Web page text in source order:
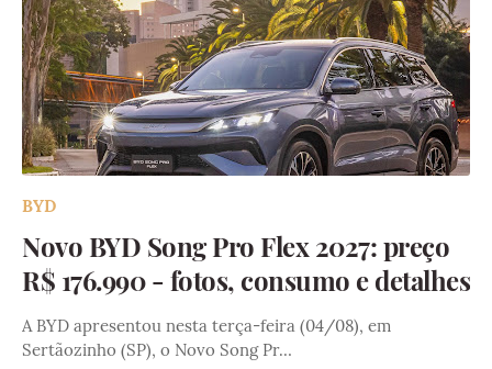
BYD
Novo BYD Song Pro Flex 2027: preço
R$ 176.990 - fotos, consumo e detalhes
A BYD apresentou nesta terça-feira (04/08), em
Sertãozinho (SP), o Novo Song Pr…